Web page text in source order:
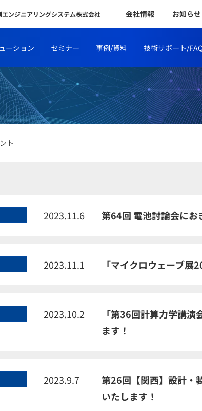
エンジニアリングシステム株式会社 会社情報 お知らせ
ーション セミナー 事例/資料 技術サポート/
ト
2023.11.6 第64回 電池討論会にお
2023.11.1 「マイクロウェーブ展
2023.10.2
「第36回計算力学講
ます！
2023.9.7
第26回【関西】設計・
いたします！